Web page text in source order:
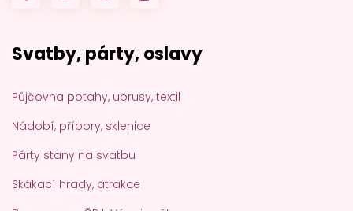
Svatby, párty, oslavy
Půjčovna potahy, ubrusy, textil
Nádobí, příbory, sklenice
Párty stany na svatbu
Skákací hrady, atrakce